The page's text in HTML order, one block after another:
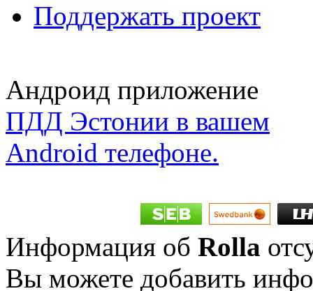
Поддержать проект
Андроид приложение
ПДД Эстонии в вашем
Android телефоне.
Информация об Rolla
Вы можете добавить